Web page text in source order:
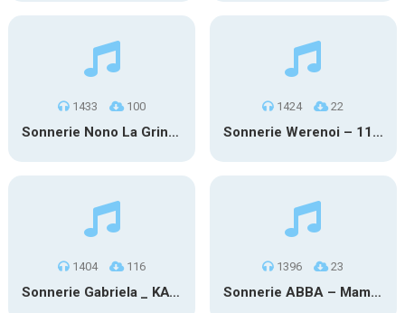
1433 100
Sonnerie Nono La Grinta – Paris
1424 22
Sonnerie Werenoi – 11.04.2025
1404 116
Sonnerie Gabriela _ KATSEYE
1396 23
Sonnerie ABBA – Mamma Mia